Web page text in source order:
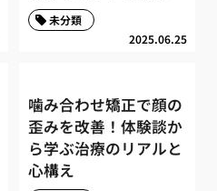
2025.06.25
未分類
噛み合わせ矯正で顔の
歪みを改善！体験談か
ら学ぶ治療のリアルと
心構え